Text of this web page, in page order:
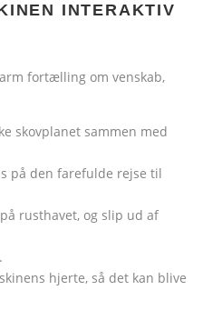
INTERAKTIV
fortælling om venskab,
skovplanet sammen med
på den farefulde rejse til
rusthavet, og slip ud af
hjerte, så det kan blive